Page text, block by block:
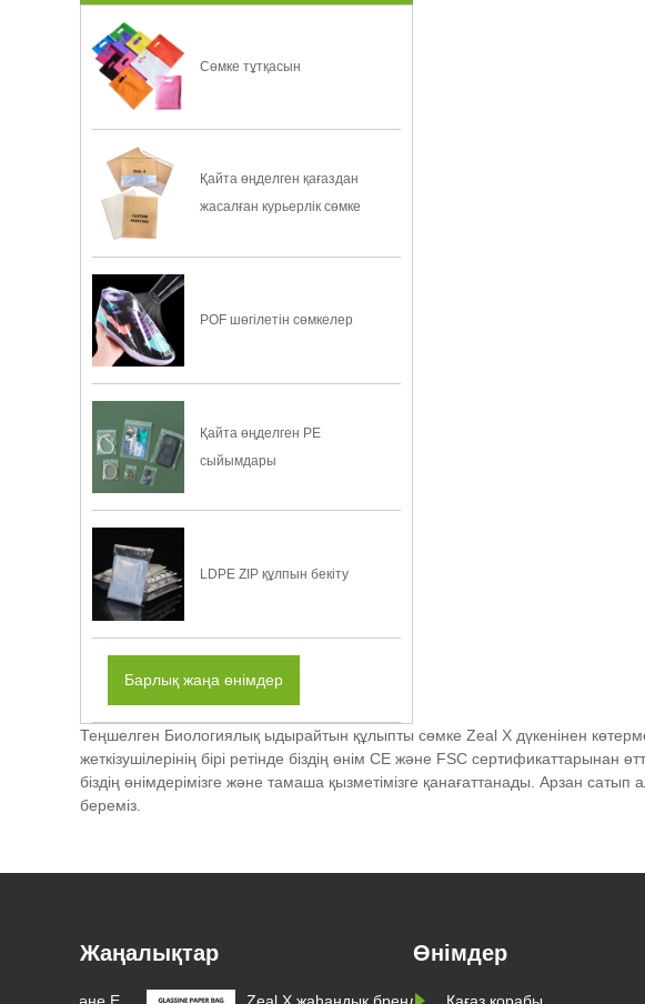
Сөмке тұтқасын
Қайта өңделген қағаздан
жасалған курьерлік сөмке
POF шөгілетін сөмкелер
Қайта өңделген PE
сыйымдары
LDPE ZIP құлпын бекіту
Барлық жаңа өнімдер
Теңшелген Биологиялық ыдырайтын құлыпты сөмке Zeal X дүкенінен
жеткізушілерінің бірі ретінде біздің өнім CE және FSC
біздің өнімдерімізге және тамаша қызметімізге қанағаттанады. Арзан
береміз.
Жаңалықтар Өнімдер